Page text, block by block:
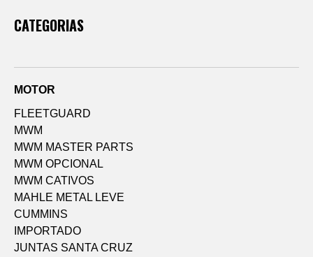
CATEGORIAS
MOTOR
FLEETGUARD
MWM
MWM MASTER PARTS
MWM OPCIONAL
MWM CATIVOS
MAHLE METAL LEVE
CUMMINS
IMPORTADO
JUNTAS SANTA CRUZ